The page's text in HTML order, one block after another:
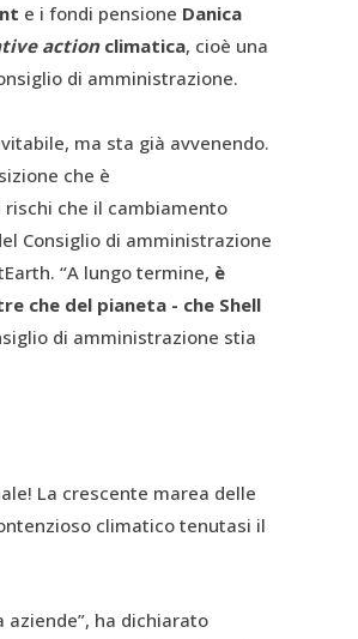
e i fondi pensione Danica
actionclimatica, cioè una
di amministrazione.
ma sta già avvenendo.
che è
che il cambiamento
Consiglio di amministrazione
“A lungo termine, è
che del pianeta - che Shell
di amministrazione stia
La crescente marea delle
climatico tenutasi il
ha dichiarato